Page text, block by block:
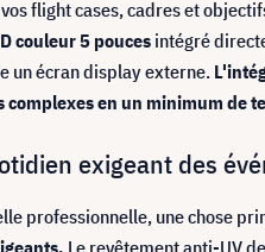
flight cases, cadres et
couleur 5 poucesintégré
un écran display externe.
en un minimum de
exigeant des
professionnelle, une chose
Le revêtement anti-UV